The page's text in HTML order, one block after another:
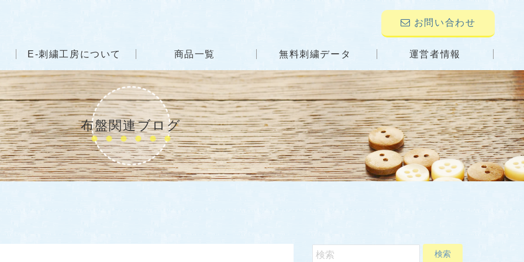
お問い合わせ
E-刺繍工房について 商品一覧 無料刺繍データ 運営者情報
布盤関連ブログ